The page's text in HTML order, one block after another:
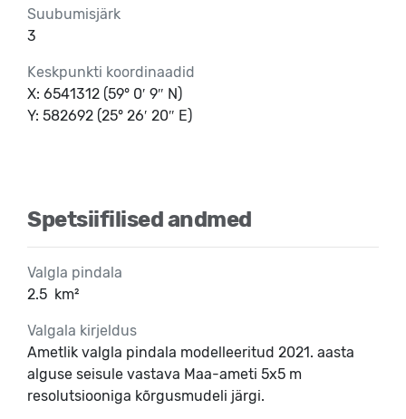
Suubumisjärk
3
Keskpunkti koordinaadid
X: 6541312 (59° 0′ 9″ N)
Y: 582692 (25° 26′ 20″ E)
Spetsiifilised andmed
Valgla pindala
2.5 km²
Valgala kirjeldus
Ametlik valgla pindala modelleeritud 2021. aasta
alguse seisule vastava Maa-ameti 5x5 m
resolutsiooniga kõrgusmudeli järgi.